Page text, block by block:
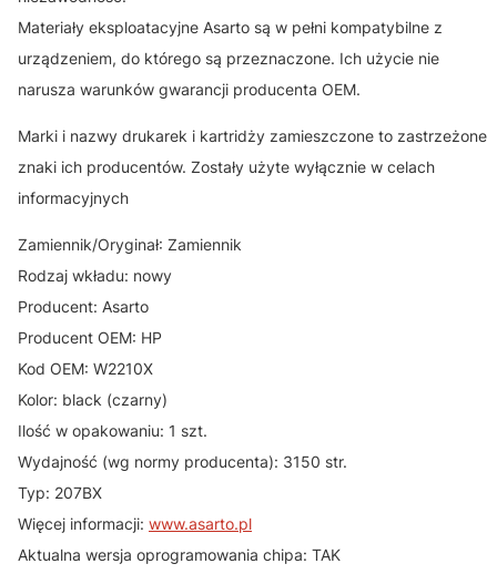
Materiały eksploatacyjne Asarto są w pełni kompatybilne z
urządzeniem, do którego są przeznaczone. Ich użycie nie
narusza warunków gwarancji producenta OEM.
Marki i nazwy drukarek i kartridży zamieszczone to zastrzeżone
znaki ich producentów. Zostały użyte wyłącznie w celach
informacyjnych
Zamiennik/Oryginał: Zamiennik
Rodzaj wkładu: nowy
Producent: Asarto
Producent OEM: HP
Kod OEM: W2210X
Kolor: black (czarny)
Ilość w opakowaniu: 1 szt.
Wydajność (wg normy producenta): 3150 str.
Typ: 207BX
Więcej informacji: www.asarto.pl
Aktualna wersja oprogramowania chipa: TAK